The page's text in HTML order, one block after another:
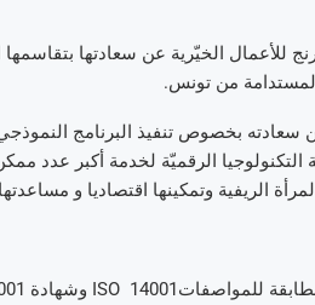
للأعمال الخيّرية عن سعادتها بتقاسمها
من تونس.
سعادته بخصوص تنفيذ البرنامج
التكنولوجيا الرقميّة لخدمة أكبر عدد
الريفية وتمكينها اقتصاديا و مساعدتها
للمواصفات14001
ISO وشهادة